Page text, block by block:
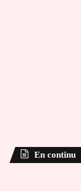
En continu